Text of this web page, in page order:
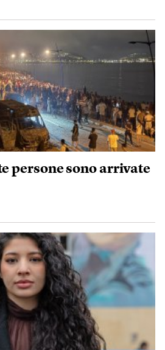
persone sono arrivate